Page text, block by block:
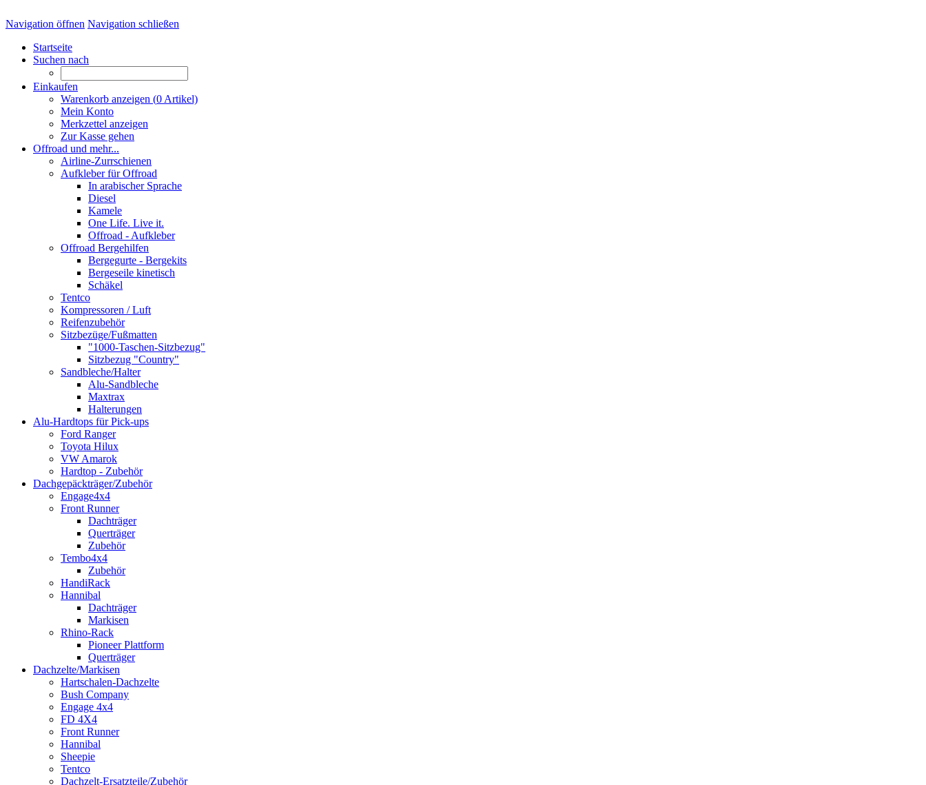
Navigation öffnen Navigation schließen
Startseite
Suchen nach
Einkaufen
Warenkorb anzeigen (0 Artikel)
Mein Konto
Merkzettel anzeigen
Zur Kasse gehen
Offroad und mehr...
Airline-Zurrschienen
Aufkleber für Offroad
In arabischer Sprache
Diesel
Kamele
One Life. Live it.
Offroad - Aufkleber
Offroad Bergehilfen
Bergegurte - Bergekits
Bergeseile kinetisch
Schäkel
Tentco
Kompressoren / Luft
Reifenzubehör
Sitzbezüge/Fußmatten
"1000-Taschen-Sitzbezug"
Sitzbezug "Country"
Sandbleche/Halter
Alu-Sandbleche
Maxtrax
Halterungen
Alu-Hardtops für Pick-ups
Ford Ranger
Toyota Hilux
VW Amarok
Hardtop - Zubehör
Dachgepäckträger/Zubehör
Engage4x4
Front Runner
Dachträger
Querträger
Zubehör
Tembo4x4
Zubehör
HandiRack
Hannibal
Dachträger
Markisen
Rhino-Rack
Pioneer Plattform
Querträger
Dachzelte/Markisen
Hartschalen-Dachzelte
Bush Company
Engage 4x4
FD 4X4
Front Runner
Hannibal
Sheepie
Tentco
Dachzelt-Ersatzteile/Zubehör